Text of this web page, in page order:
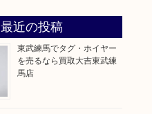
最近の投稿
東武練馬でタグ・ホイヤー
を売るなら買取大吉東武練
馬店